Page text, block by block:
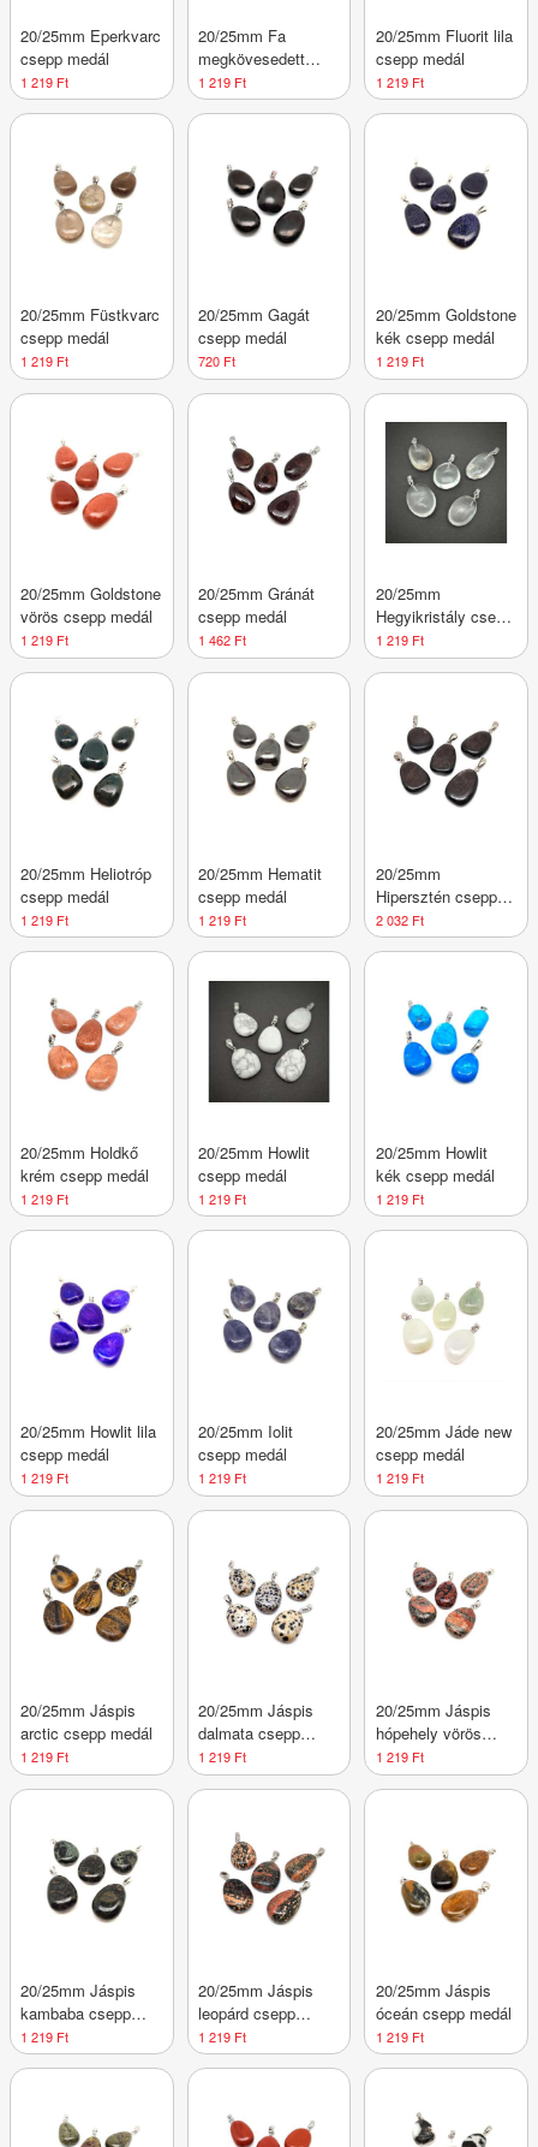
20/25mm Eperkvarc
csepp medál
1 219 Ft
20/25mm Fa
megkövesedett
csepp medál
1 219 Ft
20/25mm Fluorit lila
csepp medál
1 219 Ft
20/25mm Füstkvarc
csepp medál
1 219 Ft
20/25mm Gagát
csepp medál
720 Ft
20/25mm Goldstone
kék csepp medál
1 219 Ft
20/25mm Goldstone
vörös csepp medál
1 219 Ft
20/25mm Gránát
csepp medál
1 462 Ft
20/25mm
Hegyikristály csepp
medál
1 219 Ft
20/25mm Heliotróp
csepp medál
1 219 Ft
20/25mm Hematit
csepp medál
1 219 Ft
20/25mm
Hipersztén csepp
medál
2 032 Ft
20/25mm Holdkő
krém csepp medál
1 219 Ft
20/25mm Howlit
csepp medál
1 219 Ft
20/25mm Howlit
kék csepp medál
1 219 Ft
20/25mm Howlit lila
csepp medál
1 219 Ft
20/25mm Iolit
csepp medál
1 219 Ft
20/25mm Jáde new
csepp medál
1 219 Ft
20/25mm Jáspis
arctic csepp medál
1 219 Ft
20/25mm Jáspis
dalmata csepp
medál
1 219 Ft
20/25mm Jáspis
hópehely vörös
csepp medál
1 219 Ft
20/25mm Jáspis
kambaba csepp
medál
1 219 Ft
20/25mm Jáspis
leopárd csepp
medál
1 219 Ft
20/25mm Jáspis
óceán csepp medál
1 219 Ft